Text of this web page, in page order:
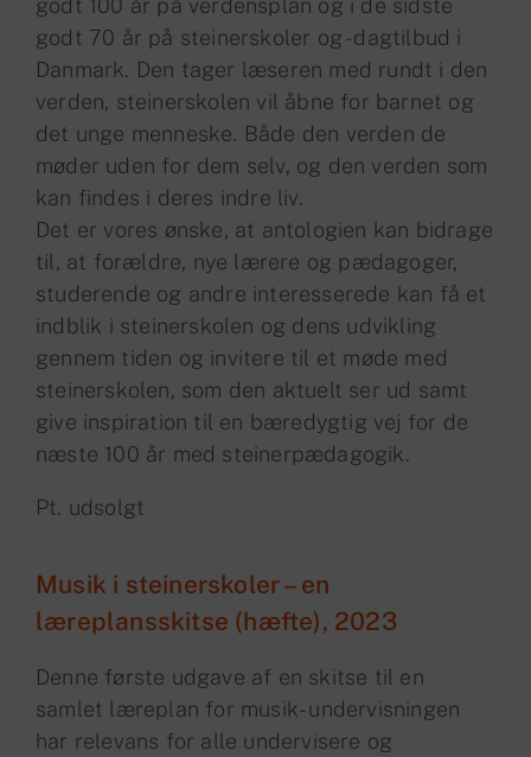
godt 100 år på verdensplan og i de sidste
godt 70 år på steinerskoler og -dagtilbud i
Danmark. Den tager læseren med rundt i den
verden, steinerskolen vil åbne for barnet og
det unge menneske. Både den verden de
møder uden for dem selv, og den verden som
kan findes i deres indre liv.
Det er vores ønske, at antologien kan bidrage
til, at forældre, nye lærere og pædagoger,
studerende og andre interesserede kan få et
indblik i steinerskolen og dens udvikling
gennem tiden og invitere til et møde med
steinerskolen, som den aktuelt ser ud samt
give inspiration til en bæredygtig vej for de
næste 100 år med steinerpædagogik.
Pt. udsolgt
Musik i steinerskoler – en
læreplansskitse (hæfte), 2023
Denne første udgave af en skitse til en
samlet læreplan for musik- undervisningen
har relevans for alle undervisere og